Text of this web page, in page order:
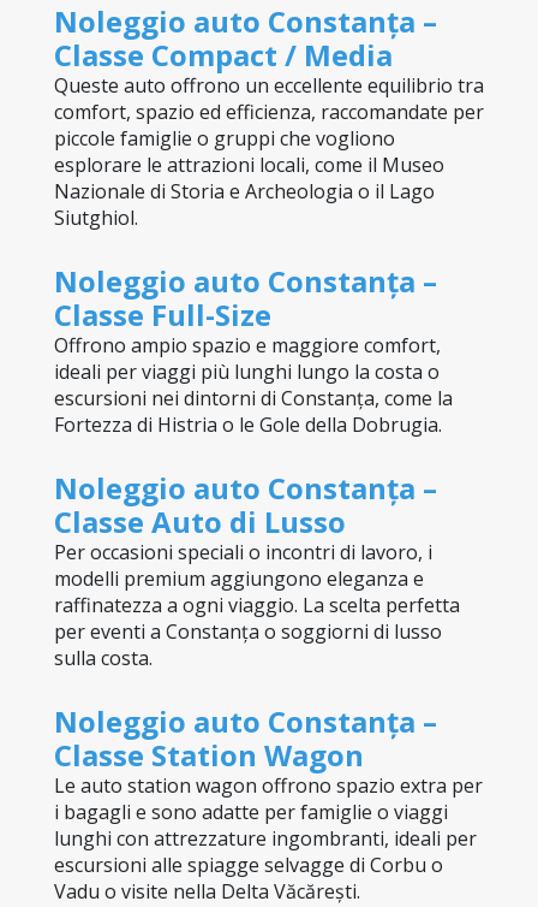
Noleggio auto Constanța –
Classe Compact / Media
Queste auto offrono un eccellente equilibrio tra
comfort, spazio ed efficienza, raccomandate per
piccole famiglie o gruppi che vogliono
esplorare le attrazioni locali, come il Museo
Nazionale di Storia e Archeologia o il Lago
Siutghiol.
Noleggio auto Constanța –
Classe Full-Size
Offrono ampio spazio e maggiore comfort,
ideali per viaggi più lunghi lungo la costa o
escursioni nei dintorni di Constanța, come la
Fortezza di Histria o le Gole della Dobrugia.
Noleggio auto Constanța –
Classe Auto di Lusso
Per occasioni speciali o incontri di lavoro, i
modelli premium aggiungono eleganza e
raffinatezza a ogni viaggio. La scelta perfetta
per eventi a Constanța o soggiorni di lusso
sulla costa.
Noleggio auto Constanța –
Classe Station Wagon
Le auto station wagon offrono spazio extra per
i bagagli e sono adatte per famiglie o viaggi
lunghi con attrezzature ingombranti, ideali per
escursioni alle spiagge selvagge di Corbu o
Vadu o visite nella Delta Văcărești.